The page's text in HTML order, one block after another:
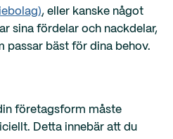
, eller kanske något
sina fördelar och nackdelar,
passar bäst för dina behov.
företagsform måste
Detta innebär att du